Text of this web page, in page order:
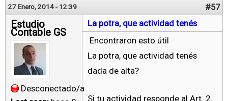
27 Enero, 2014 - 12:39 #57
Estudio
Contable GS
Desconectado/a
La potra, que actividad tenés
Encontraron esto útil
La potra, que actividad tenés
dada de alta?
Si tu actividad responde al Art. 2,